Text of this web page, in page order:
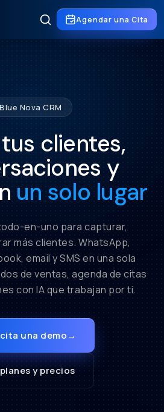
Agendar una Cita
Blue Nova CRM
clientes,
y
un solo lugar
en-uno para capturar,
más clientes. WhatsApp,
email y SMS en una sola
de ventas, agenda de citas
con IA que trabajan por ti.
una demo→
y precios